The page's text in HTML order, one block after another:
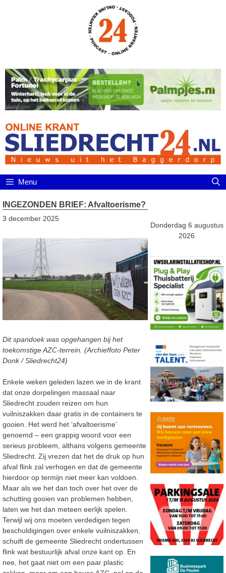
Menu
INGEZONDEN BRIEF: Afvaltoerisme?
3 december 2025
Dit spandoek was opgehangen bij het
toekomstige AZC-terrein. (Archieffoto Peter
Donk / Sliedrecht24)
Enkele weken geleden lazen we in de krant
dat onze dorpelingen massaal naar
Sliedrecht zouden reizen om hun
vuilniszakken daar gratis in de containers te
gooien. Het werd het ‘afvaltoerisme’
genoemd – een grappig woord voor een
serieus probleem, althans volgens gemeente
Sliedrecht. Zij vrezen dat het de druk op hun
afval flink zal verhogen en dat de gemeente
hierdoor op termijn niet meer kan voldoen.
Maar als we het dan toch over het over de
schutting gooien van problemen hebben,
laten we het dan meteen eerlijk spelen.
Terwijl wij ons moeten verdedigen tegen
beschuldigingen over enkele vuilniszakken,
schuift de gemeente Sliedrecht ondertussen
flink wat bestuurlijk afval onze kant op. En
nee, het gaat niet om een paar plastic
Donderdag 6 augustus
2026